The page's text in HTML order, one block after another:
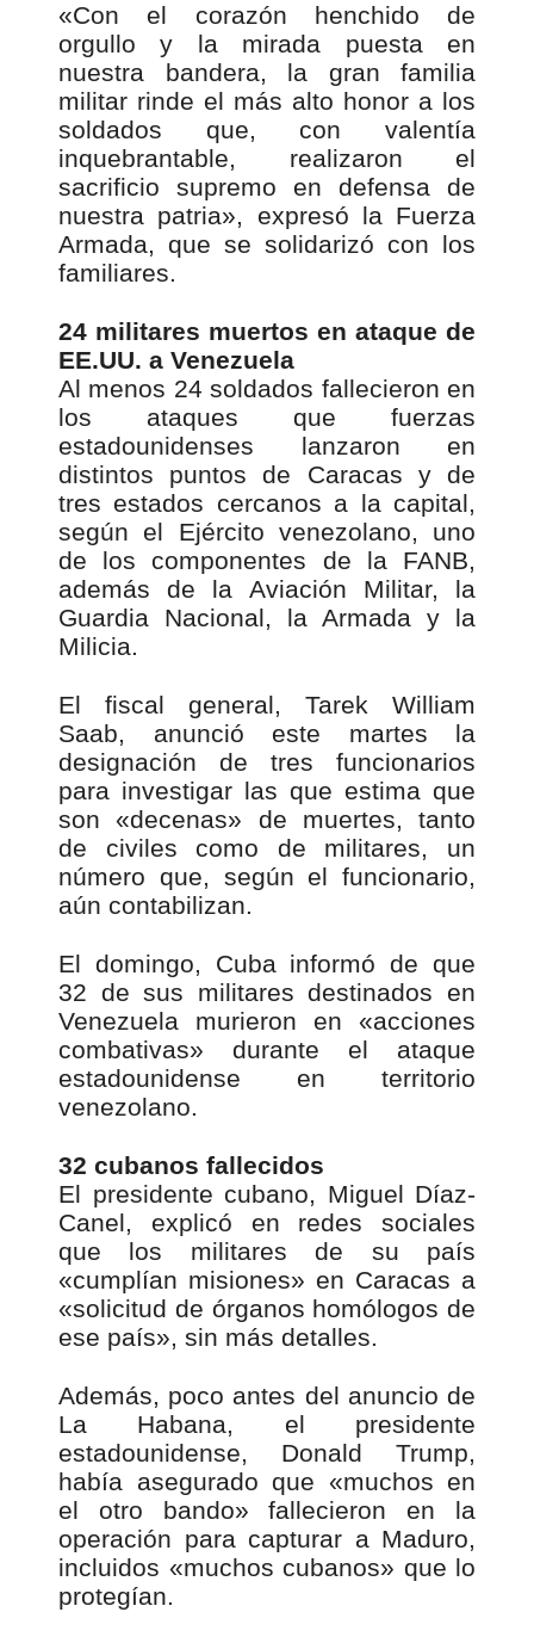
«Con el corazón henchido de
orgullo y la mirada puesta en
nuestra bandera, la gran familia
militar rinde el más alto honor a los
soldados que, con valentía
inquebrantable, realizaron el
sacrificio supremo en defensa de
nuestra patria», expresó la Fuerza
Armada, que se solidarizó con los
familiares.
24 militares muertos en ataque de
EE.UU. a Venezuela
Al menos 24 soldados fallecieron en
los ataques que fuerzas
estadounidenses lanzaron en
distintos puntos de Caracas y de
tres estados cercanos a la capital,
según el Ejército venezolano, uno
de los componentes de la FANB,
además de la Aviación Militar, la
Guardia Nacional, la Armada y la
Milicia.
El fiscal general, Tarek William
Saab, anunció este martes la
designación de tres funcionarios
para investigar las que estima que
son «decenas» de muertes, tanto
de civiles como de militares, un
número que, según el funcionario,
aún contabilizan.
El domingo, Cuba informó de que
32 de sus militares destinados en
Venezuela murieron en «acciones
combativas» durante el ataque
estadounidense en territorio
venezolano.
32 cubanos fallecidos
El presidente cubano, Miguel Díaz-
Canel, explicó en redes sociales
que los militares de su país
«cumplían misiones» en Caracas a
«solicitud de órganos homólogos de
ese país», sin más detalles.
Además, poco antes del anuncio de
La Habana, el presidente
estadounidense, Donald Trump,
había asegurado que «muchos en
el otro bando» fallecieron en la
operación para capturar a Maduro,
incluidos «muchos cubanos» que lo
protegían.